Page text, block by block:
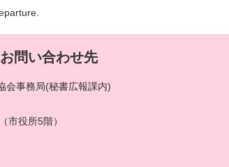
問い合わせ先
会事務局(秘書広報課内)
市役所5階）